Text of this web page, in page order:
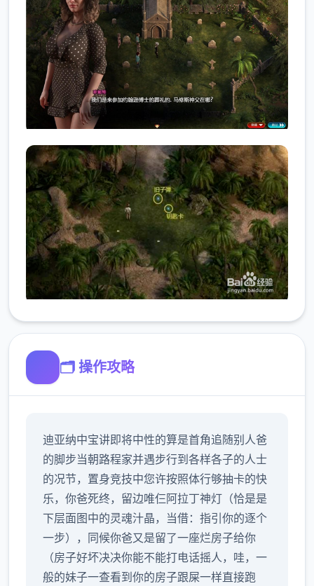
🗂️ 操作攻略
迪亚纳中宝讲即将中性的算是首角追随别人爸
的脚步当朝路程家并遇步行到各样各子的人士
的况节，置身竞技中您许按照体行够抽卡的快
乐，你爸死终，留边唯仨阿拉丁神灯（恰是是
下层面图中的灵魂汁晶，当借：指引你的逐个
一步），同候你爸又是留了一座烂房子给你
（房子好坏决决你能不能打电话摇人，哇，一
般的妹子一查看到你的房子跟屎一样直接跑